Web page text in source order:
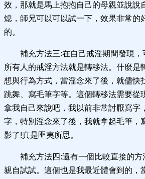
效，那就是馬上抱抱自己的母親並說說
熄，師兄可以可以試一下，效果非常的
的。
補充方法三:在自己戒淫期間發現
所有人的戒淫方法就是轉移法。什麼是
想與行為方式，當淫念來了後，就儘快
跳舞、寫毛筆字等。這個轉移法需要從
拿我自己來說吧，我以前非常討厭寫字
字，特別淫念來了後，我就拿起毛筆，
影了!真是匪夷所思。
補充方法四:還有一個比較直接的
親自試試。這個也是我最近體會到的，